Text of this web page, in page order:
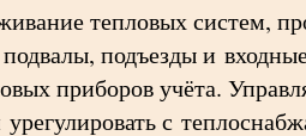
тепловых систем,
подъезды и
приборов учёта.
с